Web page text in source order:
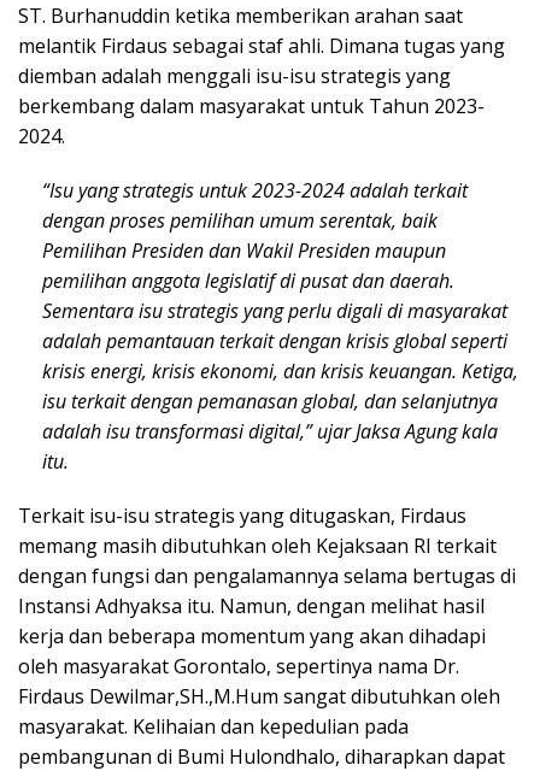
ST. Burhanuddin ketika memberikan arahan saat
melantik Firdaus sebagai staf ahli. Dimana tugas yang
diemban adalah menggali isu-isu strategis yang
berkembang dalam masyarakat untuk Tahun 2023-
2024.
“Isu yang strategis untuk 2023-2024 adalah terkait
dengan proses pemilihan umum serentak, baik
Pemilihan Presiden dan Wakil Presiden maupun
pemilihan anggota legislatif di pusat dan daerah.
Sementara isu strategis yang perlu digali di masyarakat
adalah pemantauan terkait dengan krisis global seperti
krisis energi, krisis ekonomi, dan krisis keuangan. Ketiga,
isu terkait dengan pemanasan global, dan selanjutnya
adalah isu transformasi digital,” ujar Jaksa Agung kala
itu.
Terkait isu-isu strategis yang ditugaskan, Firdaus
memang masih dibutuhkan oleh Kejaksaan RI terkait
dengan fungsi dan pengalamannya selama bertugas di
Instansi Adhyaksa itu. Namun, dengan melihat hasil
kerja dan beberapa momentum yang akan dihadapi
oleh masyarakat Gorontalo, sepertinya nama Dr.
Firdaus Dewilmar,SH.,M.Hum sangat dibutuhkan oleh
masyarakat. Kelihaian dan kepedulian pada
pembangunan di Bumi Hulondhalo, diharapkan dapat